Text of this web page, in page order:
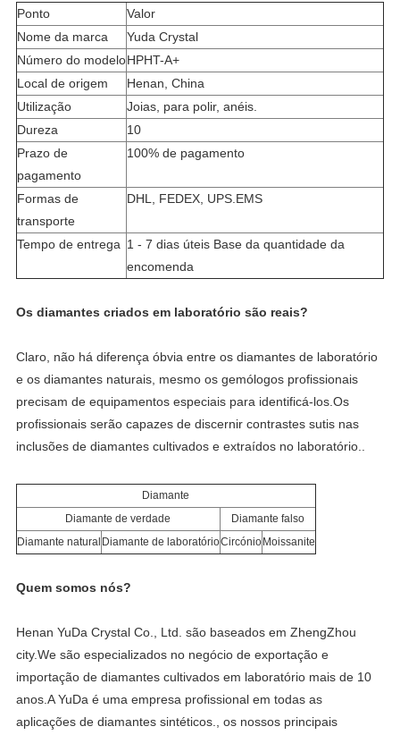
Ponto
Valor
Nome da marca
Yuda Crystal
Número do modeloHPHT-A+
Local de origem
Henan, China
Utilização
Joias, para polir, anéis.
Dureza
10
Prazo de
pagamento
100% de pagamento
Formas de
transporte
DHL, FEDEX, UPS.EMS
Tempo de entrega 1 - 7 dias úteis Base da quantidade da
encomenda
Os diamantes criados em laboratório são reais?
Claro, não há diferença óbvia entre os diamantes de laboratório
e os diamantes naturais, mesmo os gemólogos profissionais
precisam de equipamentos especiais para identificá-los.Os
profissionais serão capazes de discernir contrastes sutis nas
inclusões de diamantes cultivados e extraídos no laboratório..
Diamante
Diamante de verdade
Diamante falso
Diamante natural Diamante de laboratórioCircónio Moissanite
Quem somos nós?
Henan YuDa Crystal Co., Ltd. são baseados em ZhengZhou
city.We são especializados no negócio de exportação e
importação de diamantes cultivados em laboratório mais de 10
anos.A YuDa é uma empresa profissional em todas as
aplicações de diamantes sintéticos., os nossos principais